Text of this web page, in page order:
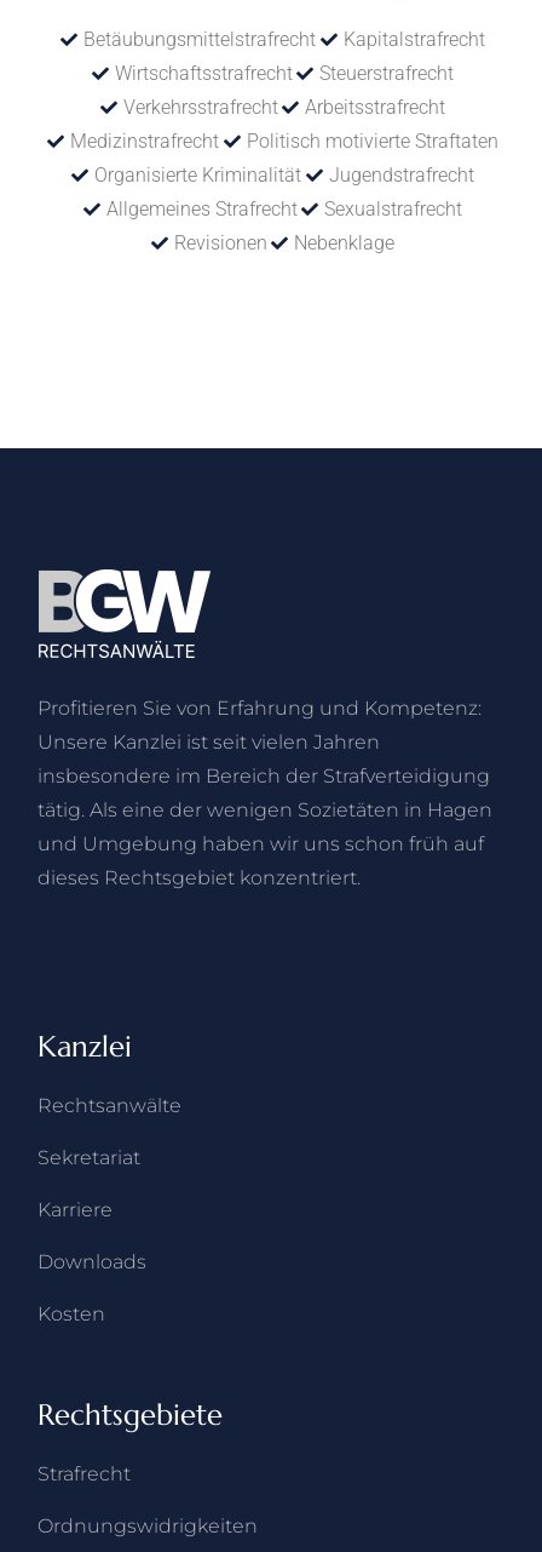
Betäubungsmittelstrafrecht
Kapitalstrafrecht
Wirtschaftsstrafrecht
Steuerstrafrecht
Verkehrsstrafrecht
Arbeitsstrafrecht
Medizinstrafrecht
Politisch motivierte Straftaten
Organisierte Kriminalität
Jugendstrafrecht
Allgemeines Strafrecht
Sexualstrafrecht
Revisionen
Nebenklage
Profitieren Sie von Erfahrung und Kompetenz:
Unsere Kanzlei ist seit vielen Jahren
insbesondere im Bereich der Strafverteidigung
tätig. Als eine der wenigen Sozietäten in Hagen
und Umgebung haben wir uns schon früh auf
dieses Rechtsgebiet konzentriert.
Kanzlei
Rechts­anwälte
Sekretariat
Karriere
Downloads
Kosten
Rechtsgebiete
Strafrecht
Ordnungswidrigkeiten